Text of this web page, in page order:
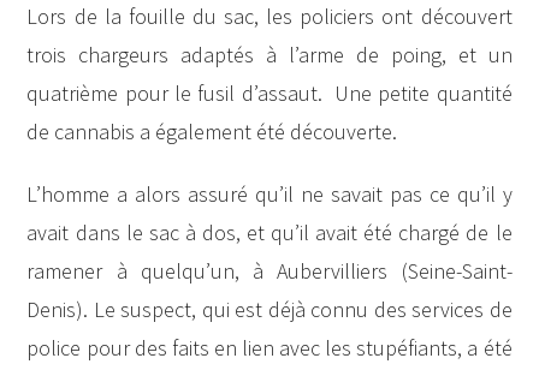
Lors de la fouille du sac, les policiers ont découvert
trois chargeurs adaptés à l’arme de poing, et un
quatrième pour le fusil d’assaut. Une petite quantité
de cannabis a également été découverte.
L’homme a alors assuré qu’il ne savait pas ce qu’il y
avait dans le sac à dos, et qu’il avait été chargé de le
ramener à quelqu’un, à Aubervilliers (Seine-Saint-
Denis). Le suspect, qui est déjà connu des services de
police pour des faits en lien avec les stupéfiants, a été